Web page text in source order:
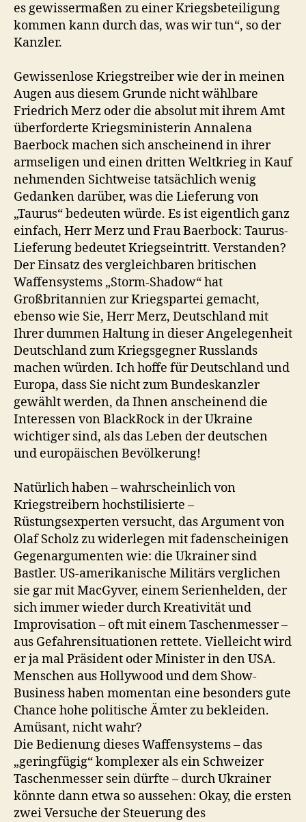
es gewissermaßen zu einer Kriegsbeteiligung
kommen kann durch das, was wir tun“, so der
Kanzler.
Gewissenlose Kriegstreiber wie der in meinen
Augen aus diesem Grunde nicht wählbare
Friedrich Merz oder die absolut mit ihrem Amt
überforderte Kriegsministerin Annalena
Baerbock machen sich anscheinend in ihrer
armseligen und einen dritten Weltkrieg in Kauf
nehmenden Sichtweise tatsächlich wenig
Gedanken darüber, was die Lieferung von
„Taurus“ bedeuten würde. Es ist eigentlich ganz
einfach, Herr Merz und Frau Baerbock: Taurus-
Lieferung bedeutet Kriegseintritt. Verstanden?
Der Einsatz des vergleichbaren britischen
Waffensystems „Storm-Shadow“ hat
Großbritannien zur Kriegspartei gemacht,
ebenso wie Sie, Herr Merz, Deutschland mit
Ihrer dummen Haltung in dieser Angelegenheit
Deutschland zum Kriegsgegner Russlands
machen würden. Ich hoffe für Deutschland und
Europa, dass Sie nicht zum Bundeskanzler
gewählt werden, da Ihnen anscheinend die
Interessen von BlackRock in der Ukraine
wichtiger sind, als das Leben der deutschen
und europäischen Bevölkerung!
Natürlich haben – wahrscheinlich von
Kriegstreibern hochstilisierte –
Rüstungsexperten versucht, das Argument von
Olaf Scholz zu widerlegen mit fadenscheinigen
Gegenargumenten wie: die Ukrainer sind
Bastler. US-amerikanische Militärs verglichen
sie gar mit MacGyver, einem Serienhelden, der
sich immer wieder durch Kreativität und
Improvisation – oft mit einem Taschenmesser –
aus Gefahrensituationen rettete. Vielleicht wird
er ja mal Präsident oder Minister in den USA.
Menschen aus Hollywood und dem Show-
Business haben momentan eine besonders gute
Chance hohe politische Ämter zu bekleiden.
Amüsant, nicht wahr?
Die Bedienung dieses Waffensystems – das
„geringfügig“ komplexer als ein Schweizer
Taschenmesser sein dürfte – durch Ukrainer
könnte dann etwa so aussehen: Okay, die ersten
zwei Versuche der Steuerung des